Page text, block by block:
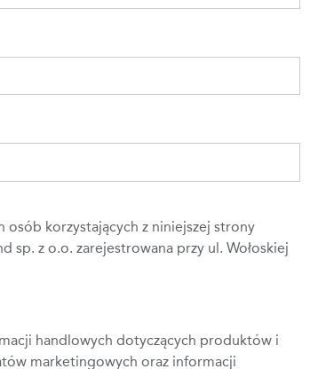
korzystających z niniejszej strony
sp. z o.o. zarejestrowana przy ul. Wołoskiej
handlowych dotyczących produktów i
marketingowych oraz informacji